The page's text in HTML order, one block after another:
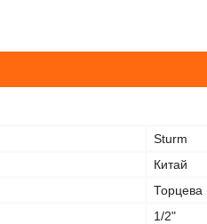
Sturm
Китай
Торцева
1/2"